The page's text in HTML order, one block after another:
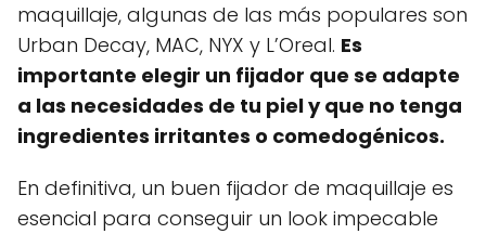
maquillaje, algunas de las más populares son
Urban Decay, MAC, NYX y L’Oreal. Es
importante elegir un fijador que se adapte
a las necesidades de tu piel y que no tenga
ingredientes irritantes o comedogénicos.
En definitiva, un buen fijador de maquillaje es
esencial para conseguir un look impecable